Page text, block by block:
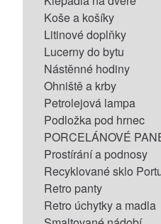
Koše a košíky
Litinové doplňky
Lucerny do bytu
Nástěnné hodiny
Ohniště a krby
Petrolejová lampa
Podložka pod hrnec
PORCELÁNOVÉ
Prostírání a podnosy
Recyklované sklo
Retro panty
Retro úchytky a madla